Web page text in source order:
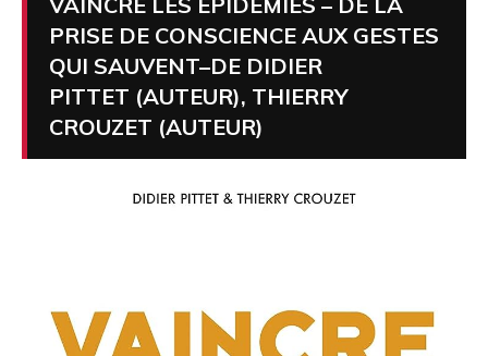
PRISE DE CONSCIENCE AUX GESTES
QUI SAUVENT–DE DIDIER
PITTET (AUTEUR), THIERRY
CROUZET (AUTEUR)